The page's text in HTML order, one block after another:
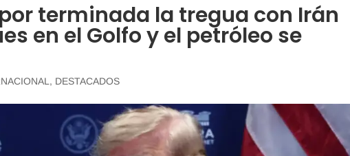
terminada la tregua con Irán
en el Golfo y el petróleo se
, DESTACADOS